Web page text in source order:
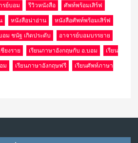
รย์บอม รีวิวหนังสือ ศัพท์พร้อมเสิร์ฟ
หนังสือน่าอ่าน หนังสือศัพท์พร้อมเสิร์ฟ
อม ชนัฐ เกิดประดับ อาจารย์บอมบรรยาย
ชียงราย เรียนภาษาอังกฤษกับ อ.บอม เรียน
ม เรียนภาษาอังกฤษฟรี เรียนศัพท์ภาษา